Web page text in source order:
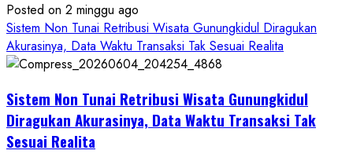
Posted on 2 minggu ago
Sistem Non Tunai Retribusi Wisata Gunungkidul Diragukan
Akurasinya, Data Waktu Transaksi Tak Sesuai Realita
Sistem Non Tunai Retribusi Wisata Gunungkidul
Diragukan Akurasinya, Data Waktu Transaksi Tak
Sesuai Realita